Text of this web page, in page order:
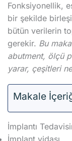
Fonksiyonellik,
bir şekilde
bütün verilerin
gerekir. Bu
abutment, ölçü
yarar, çeşitleri
Makale
İmplantı
İmplant vidası